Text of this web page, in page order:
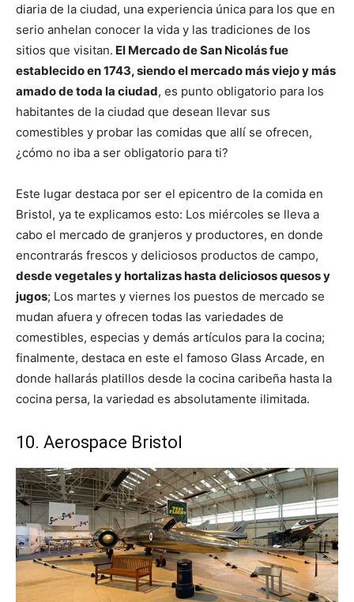
diaria de la ciudad, una experiencia única para los que en
serio anhelan conocer la vida y las tradiciones de los
sitios que visitan. El Mercado de San Nicolás fue
establecido en 1743, siendo el mercado más viejo y más
amado de toda la ciudad, es punto obligatorio para los
habitantes de la ciudad que desean llevar sus
comestibles y probar las comidas que allí se ofrecen,
¿cómo no iba a ser obligatorio para ti?
Este lugar destaca por ser el epicentro de la comida en
Bristol, ya te explicamos esto: Los miércoles se lleva a
cabo el mercado de granjeros y productores, en donde
encontrarás frescos y deliciosos productos de campo,
desde vegetales y hortalizas hasta deliciosos quesos y
jugos; Los martes y viernes los puestos de mercado se
mudan afuera y ofrecen todas las variedades de
comestibles, especias y demás artículos para la cocina;
finalmente, destaca en este el famoso Glass Arcade, en
donde hallarás platillos desde la cocina caribeña hasta la
cocina persa, la variedad es absolutamente ilimitada.
10. Aerospace Bristol